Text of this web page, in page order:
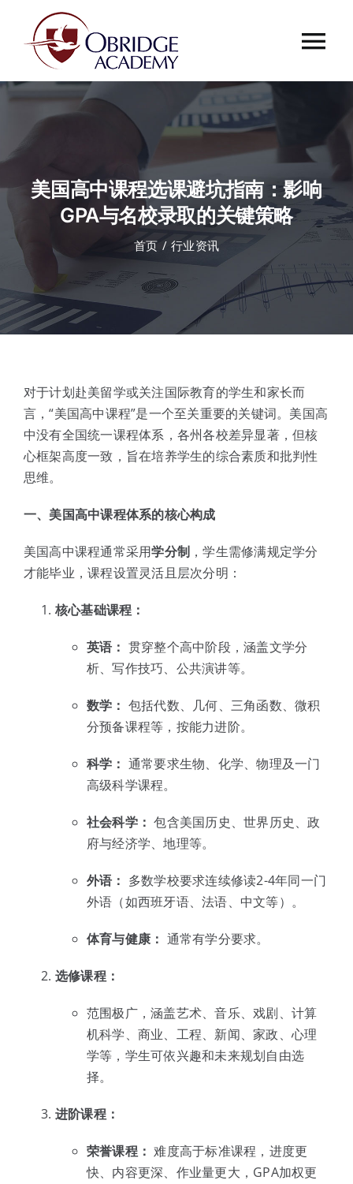
首页
欧桥动态
课程中心
合作伙伴
美国高中课程选课避坑指南：影响
GPA与名校录取的关键策略
首页 行业资讯
对于计划赴美留学或关注国际教育的学生和家长而
言，“美国高中课程”是一个至关重要的关键词。美国高
中没有全国统一课程体系，各州各校差异显著，但核
心框架高度一致，旨在培养学生的综合素质和批判性
思维。
一、美国高中课程体系的核心构成
美国高中课程通常采用学分制 ，学生需修满规定学分
才能毕业，课程设置灵活且层次分明：
核心基础课程：
英语： 贯穿整个高中阶段，涵盖文学分
析、写作技巧、公共演讲等。
数学： 包括代数、几何、三角函数、微积
分预备课程等，按能力进阶。
科学： 通常要求生物、化学、物理及一门
高级科学课程。
社会科学： 包含美国历史、世界历史、政
府与经济学、地理等。
外语： 多数学校要求连续修读2-4年同一门
外语（如西班牙语、法语、中文等）。
体育与健康： 通常有学分要求。
选修课程：
范围极广，涵盖艺术、音乐、戏剧、计算
机科学、商业、工程、新闻、家政、心理
学等，学生可依兴趣和未来规划自由选
择。
进阶课程：
荣誉课程： 难度高于标准课程，进度更
快、内容更深、作业量更大，GPA加权更